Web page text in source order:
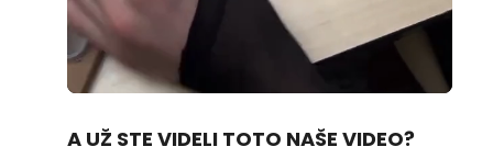
Unmute
100.00%
A UŽ STE VIDELI TOTO NAŠE VIDEO?